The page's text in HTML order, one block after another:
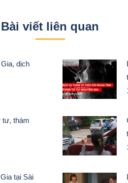
Bài viết liên quan
dịch
tư, thám
tại Sài